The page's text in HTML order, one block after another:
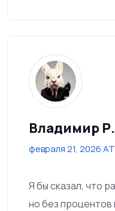
Владимир Р.
февраля 21, 2026
Я бы сказал, что
но без процентов